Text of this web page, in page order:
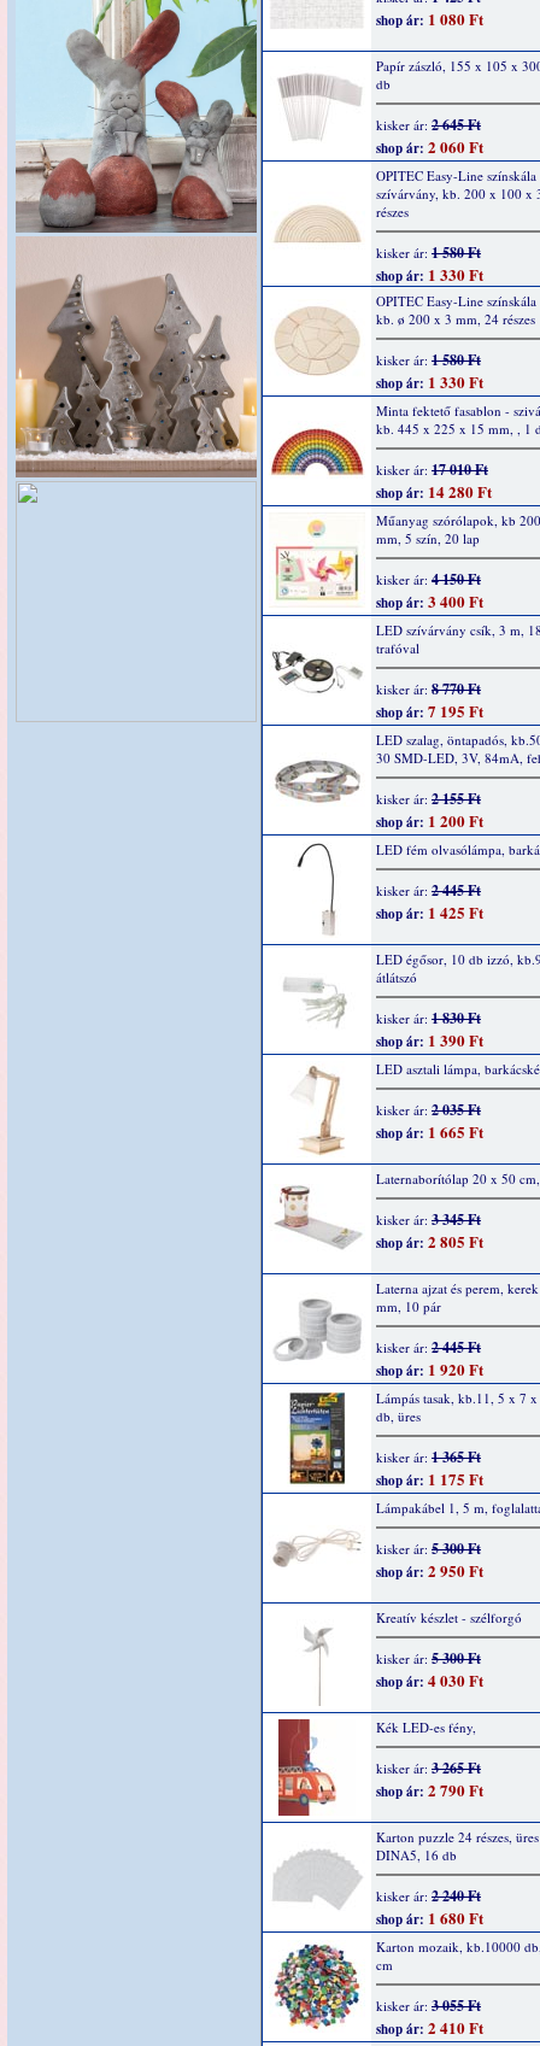
shop ár: 1 080 Ft
Papír zászló, 155 x 105 x
db
kisker ár: 2 645 Ft
shop ár: 2 060 Ft
OPITEC Easy-Line színskála
szívárvány, kb. 200 x 100 x
részes
kisker ár: 1 580 Ft
shop ár: 1 330 Ft
OPITEC Easy-Line
kb. ø 200 x 3 mm, 24 részes
kisker ár: 1 580 Ft
shop ár: 1 330 Ft
Minta fektető fasablon -
kb. 445 x 225 x 15 mm, , 1
kisker ár: 17 010 Ft
shop ár: 14 280 Ft
Műanyag szórólapok, kb
mm, 5 szín, 20 lap
kisker ár: 4 150 Ft
shop ár: 3 400 Ft
LED szívárvány csík, 3 m,
trafóval
kisker ár: 8 770 Ft
shop ár: 7 195 Ft
LED szalag, öntapadós,
30 SMD-LED, 3V, 84mA,
kisker ár: 2 155 Ft
shop ár: 1 200 Ft
LED fém olvasólámpa,
kisker ár: 2 445 Ft
shop ár: 1 425 Ft
LED égősor, 10 db izzó,
átlátszó
kisker ár: 1 830 Ft
shop ár: 1 390 Ft
LED asztali lámpa,
kisker ár: 2 035 Ft
shop ár: 1 665 Ft
Laternaborítólap 20 x 50
kisker ár: 3 345 Ft
shop ár: 2 805 Ft
Laterna ajzat és perem,
mm, 10 pár
kisker ár: 2 445 Ft
shop ár: 1 920 Ft
Lámpás tasak, kb.11, 5 x 7
db, üres
kisker ár: 1 365 Ft
shop ár: 1 175 Ft
Lámpakábel 1, 5 m,
kisker ár: 5 300 Ft
shop ár: 2 950 Ft
Kreatív készlet - szélforgó
kisker ár: 5 300 Ft
shop ár: 4 030 Ft
Kék LED-es fény,
kisker ár: 3 265 Ft
shop ár: 2 790 Ft
Karton puzzle 24 részes,
DINA5, 16 db
kisker ár: 2 240 Ft
shop ár: 1 680 Ft
Karton mozaik, kb.10000
cm
kisker ár: 3 055 Ft
shop ár: 2 410 Ft